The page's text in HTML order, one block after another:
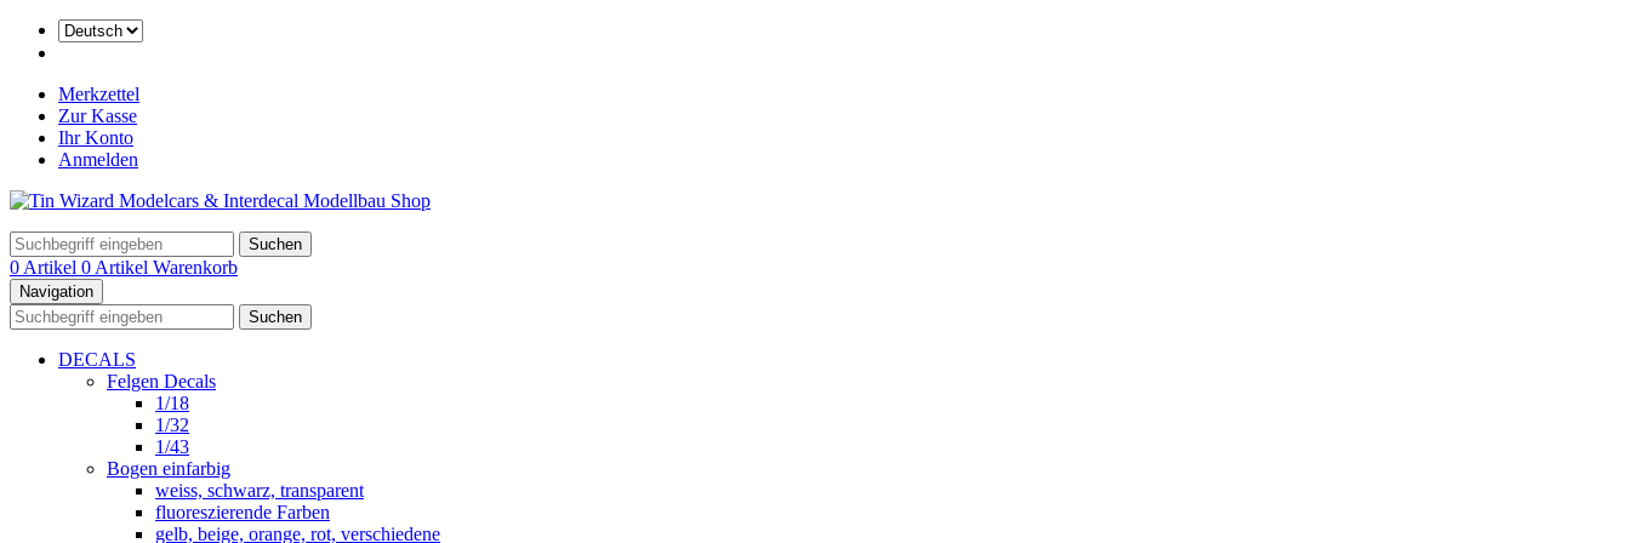
Merkzettel
Zur Kasse
Ihr Konto
Anmelden
Suchen
0 Artikel 0 Artikel Warenkorb
Navigation
Suchen
DECALS
Felgen Decals
1/18
1/32
1/43
Bogen einfarbig
weiss, schwarz, transparent
fluoreszierende Farben
gelb, beige, orange, rot, verschiedene